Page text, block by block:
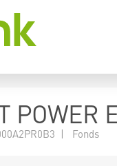
POWER
| Fonds